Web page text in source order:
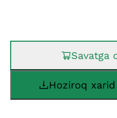
Savatga
Hoziroq